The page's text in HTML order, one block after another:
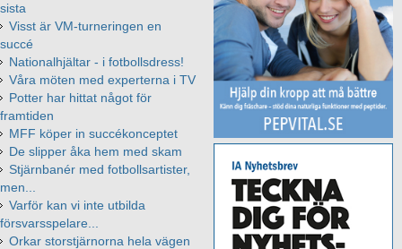
sista
Visst är VM-turneringen en
succé
Nationalhjältar - i fotbollsdress!
Våra möten med experterna i TV
Potter har hittat något för
framtiden
MFF köper in succékonceptet
De slipper åka hem med skam
Stjärnbanér med fotbollsartister,
men...
Varför kan vi inte utbilda
försvarsspelare...
Orkar storstjärnorna hela vägen